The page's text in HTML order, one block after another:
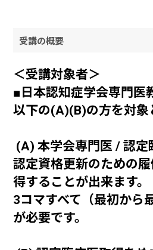
受講の概要
＜受講対象者＞
■日本認知症学会専門医
以下の(A)(B)の方を対象
(A) 本学会専門医 / 認定
認定資格更新のための
得することが出来ます。
3コマすべて（最初から
が必要です。